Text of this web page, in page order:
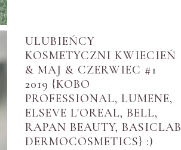
ULUBIEŃCY
KOSMETYCZNI KWIECIEŃ
& MAJ & CZERWIEC #1
2019 {KOBO
PROFESSIONAL, LUMENE,
ELSEVE L'OREAL, BELL,
RAPAN BEAUTY, BASICLAB
DERMOCOSMETICS} :)